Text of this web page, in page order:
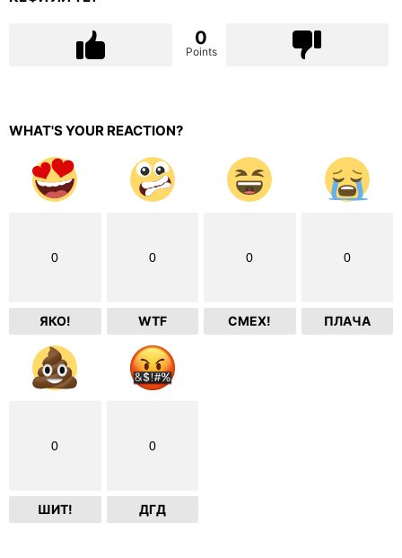
0
Points
WHAT'S YOUR REACTION?
0
ЯКО!
0
WTF
0
СМЕХ!
0
ПЛАЧА
0
ШИТ!
0
ДГД